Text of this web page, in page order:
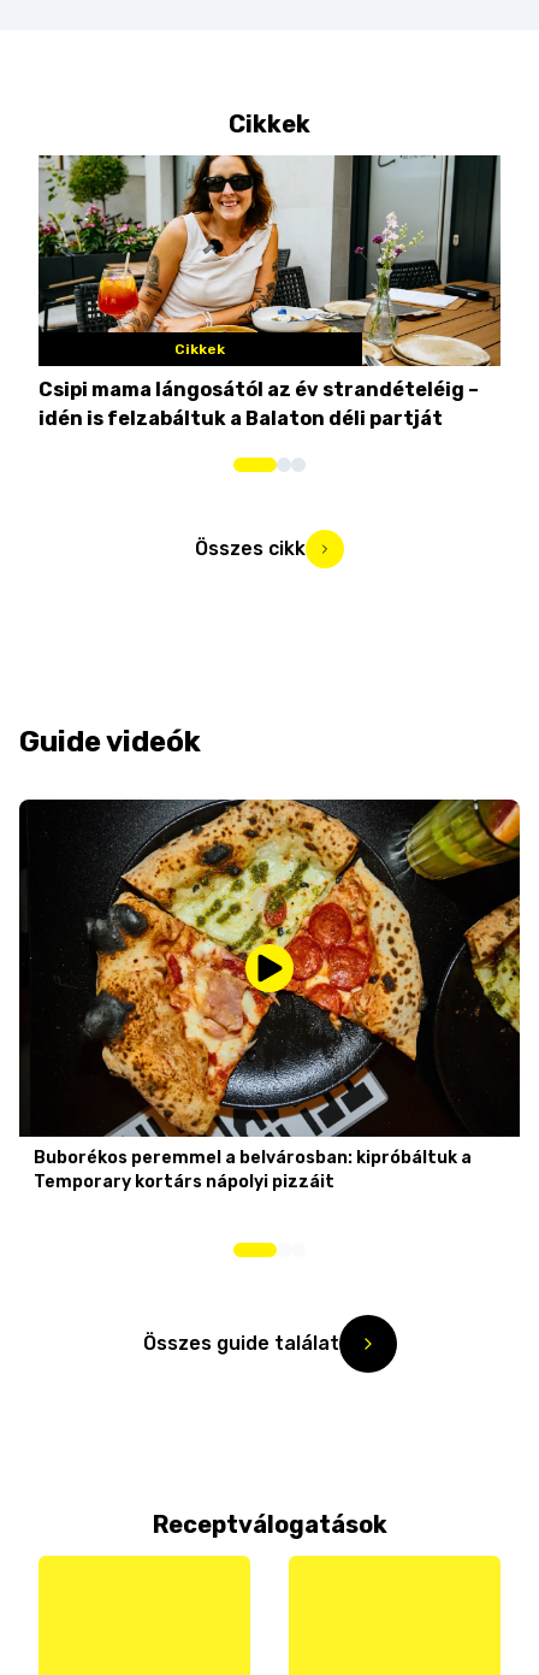
Cikkek
Cikkek
Csipi mama lángosától az év strandételéig –
idén is felzabáltuk a Balaton déli partját
Összes cikk
Guide videók
Buborékos peremmel a belvárosban: kipróbáltuk a
Temporary kortárs nápolyi pizzáit
Összes guide találat
Receptválogatások